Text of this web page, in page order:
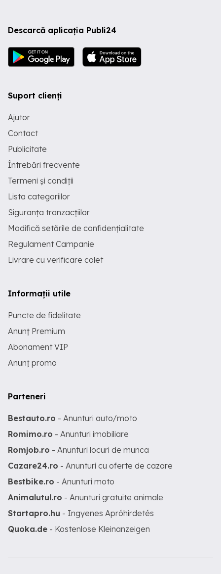
Descarcă aplicația Publi24
Suport clienți
Ajutor
Contact
Publicitate
Întrebări frecvente
Termeni și condiții
Lista categoriilor
Siguranța tranzacțiilor
Modifică setările de confidențialitate
Regulament Campanie
Livrare cu verificare colet
Informații utile
Puncte de fidelitate
Anunț Premium
Abonament VIP
Anunț promo
Parteneri
Bestauto.ro - Anunturi auto/moto
Romimo.ro - Anunturi imobiliare
Romjob.ro - Anunturi locuri de munca
Cazare24.ro - Anunturi cu oferte de cazare
Bestbike.ro - Anunturi moto
Animalutul.ro - Anunturi gratuite animale
Startapro.hu - Ingyenes Apróhirdetés
Quoka.de - Kostenlose Kleinanzeigen